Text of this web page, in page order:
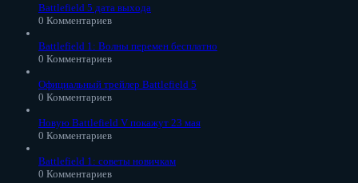
Battlefield 5 дата выхода
0 Комментариев
Battlefield 1: Волны перемен бесплатно
0 Комментариев
Официальный трейлер Battlefield 5
0 Комментариев
Новую Battlefield V покажут 23 мая
0 Комментариев
Battlefield 1: советы новичкам
0 Комментариев